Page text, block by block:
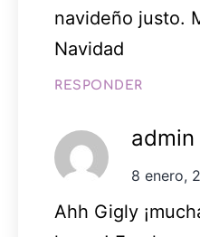
navideño justo.
Navidad
RESPONDER
admin
8 enero,
Ahh Gigly